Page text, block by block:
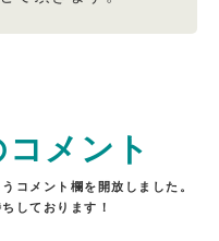
メント
コメント欄を開放しました。
しております！